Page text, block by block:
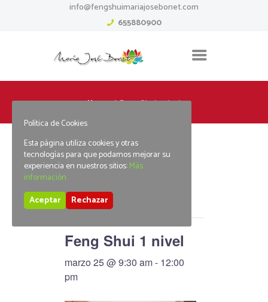
info@fengshuimariajosebonet.com
655880900
Home Feng Shui 1 nivel
« Todos los Eventos
Este evento ha pasado.
Feng Shui 1 nivel
marzo 25 @ 9:30 am- 12:00
pm
Política de Cookies
Esta página utiliza cookies y otras
tecnologías para que podamos mejorar su
experiencia en nuestros sitios:Más
información.
Aceptar
Rechazar